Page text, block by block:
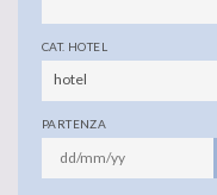
CAT. HOTEL
hotel
PARTENZA